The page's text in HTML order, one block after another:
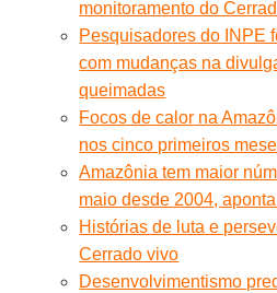
monitoramento do
Pesquisadores do INPE
com mudanças na
queimadas
Focos de calor na
nos cinco primeiros
Amazônia tem maior
maio desde 2004,
Histórias de luta e
Cerrado vivo
Desenvolvimentismo